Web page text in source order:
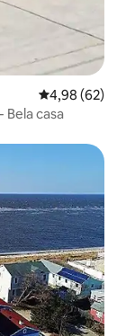
4,98 de uma
4,98 (62)
Bela casa